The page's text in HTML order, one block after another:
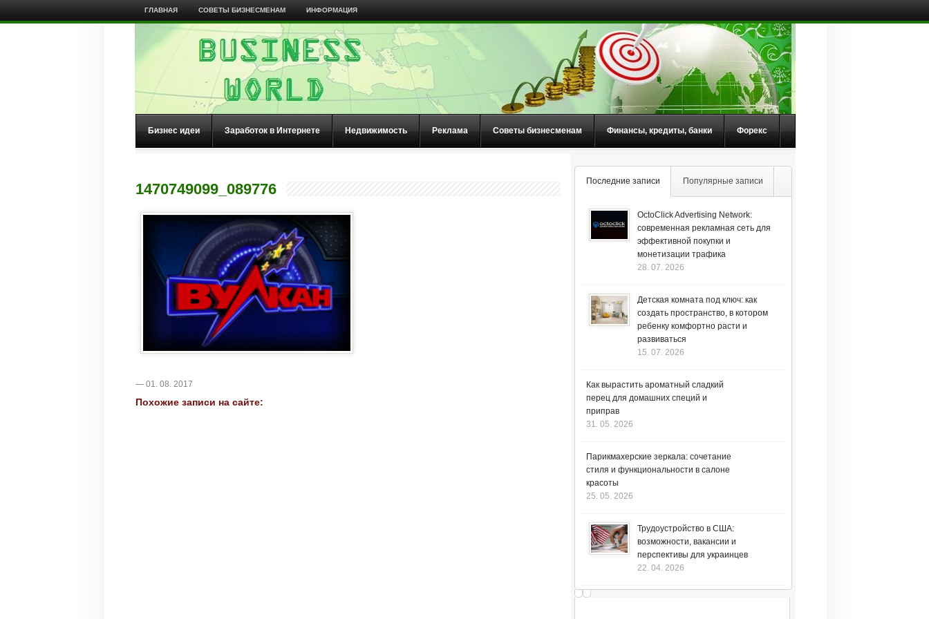
ГЛАВНАЯ СОВЕТЫ БИЗНЕСМЕНАМ ИНФОРМАЦИЯ
Бизнес идеи Заработок в Интернете Недвижимость Реклама Советы бизнесменам Финансы, кредиты, банки Форекс
1470749099_089776
— 01. 08. 2017
Похожие записи на сайте:
Последние записи Популярные записи
OctoClick Advertising Network:
современная рекламная сеть для
эффективной покупки и
монетизации трафика
28. 07. 2026
Детская комната под ключ: как
создать пространство, в котором
ребенку комфортно расти и
развиваться
15. 07. 2026
Как вырастить ароматный сладкий
перец для домашних специй и
приправ
31. 05. 2026
Парикмахерские зеркала: сочетание
стиля и функциональности в салоне
красоты
25. 05. 2026
Трудоустройство в США:
возможности, вакансии и
перспективы для украинцев
22. 04. 2026